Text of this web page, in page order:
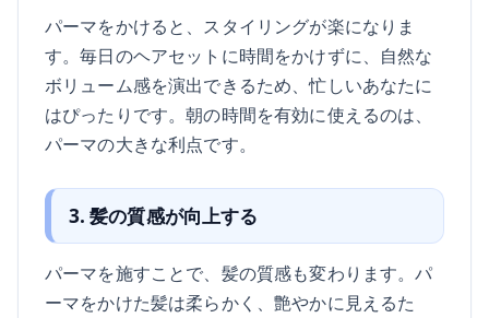
パーマをかけると、スタイリングが楽になりま
す。毎日のヘアセットに時間をかけずに、自然な
ボリューム感を演出できるため、忙しいあなたに
はぴったりです。朝の時間を有効に使えるのは、
パーマの大きな利点です。
3. 髪の質感が向上する
パーマを施すことで、髪の質感も変わります。パ
ーマをかけた髪は柔らかく、艶やかに見えるた